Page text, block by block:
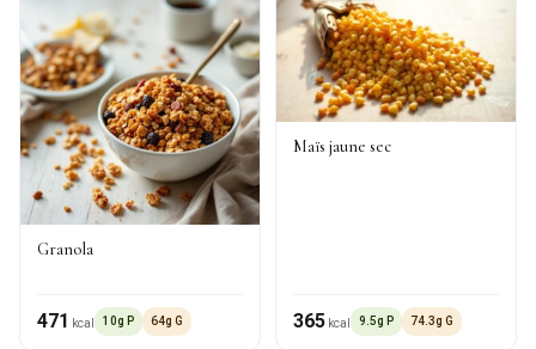
Granola
471 kcal 10g P 64g G
Maïs jaune sec
365 kcal 9.5g P 74.3g G